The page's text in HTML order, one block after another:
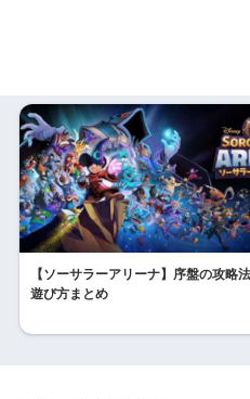
【ソーサラーアリーナ】序盤の攻略
遊び方まとめ